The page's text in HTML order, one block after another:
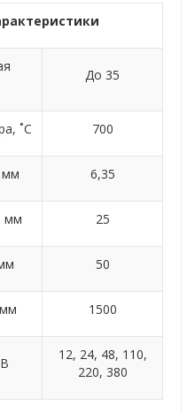
До 35
˚C 700
мм 6,35
мм 25
50
1500
12, 24, 48, 110,
220, 380